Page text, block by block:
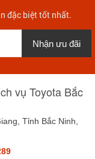
đặc biệt tốt nhất.
Nhận ưu đãi
vụ Toyota Bắc
Tỉnh Bắc Ninh,